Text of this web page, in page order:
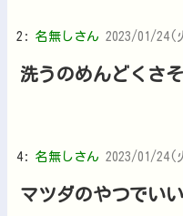
2: 名無しさん 2023/01/24(
洗うのめんどくさ
4: 名無しさん 2023/01/24(
マツダのやつでい